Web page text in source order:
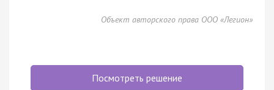
Объект авторского права ООО «Легион»
Посмотреть решение